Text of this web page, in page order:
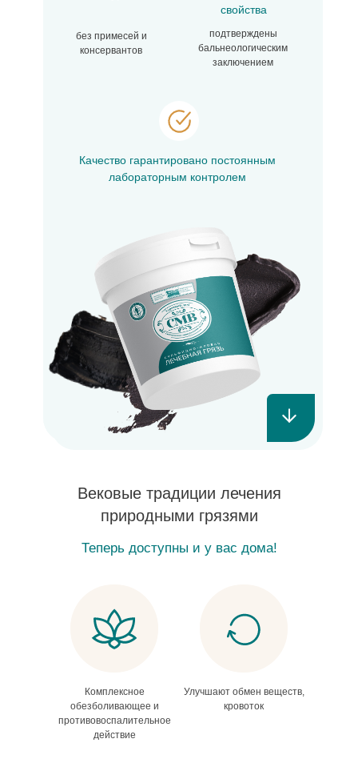
Каталог продукции
Качество гарантировано постоянным
лабораторным контролем
подтверждены
бальнеологическим
заключением
свойства
без примесей и
консервантов
Вековые традиции лечения
природными грязями
Теперь доступны и у вас дома!
Улучшают обмен веществ,
кровоток
Комплексное
обезболивающее и
противовоспалительное
действие